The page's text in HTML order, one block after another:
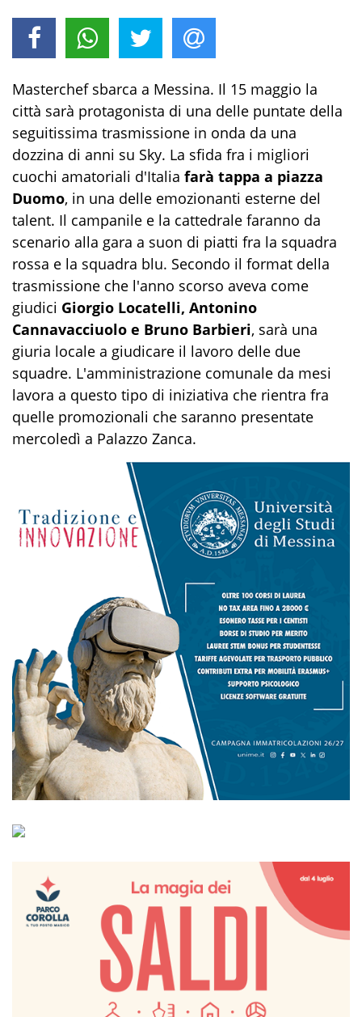
Masterchef sbarca a Messina. Il 15 maggio la
città sarà protagonista di una delle puntate della
seguitissima trasmissione in onda da una
dozzina di anni su Sky. La sfida fra i migliori
cuochi amatoriali d'Italia farà tappa a piazza
Duomo, in una delle emozionanti esterne del
talent. Il campanile e la cattedrale faranno da
scenario alla gara a suon di piatti fra la squadra
rossa e la squadra blu. Secondo il format della
trasmissione che l'anno scorso aveva come
giudici Giorgio Locatelli, Antonino
Cannavacciuolo e Bruno Barbieri, sarà una
giuria locale a giudicare il lavoro delle due
squadre. L'amministrazione comunale da mesi
lavora a questo tipo di iniziativa che rientra fra
quelle promozionali che saranno presentate
mercoledì a Palazzo Zanca.